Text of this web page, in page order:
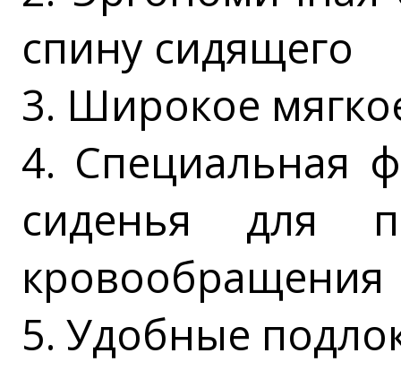
спину сидящего
3. Широкое
4. Специальная
сиденья для
кровообращения
5. Удобные